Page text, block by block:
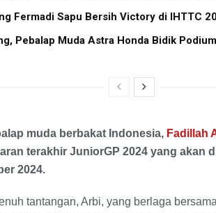
Fermadi Sapu Bersih Victory di IHTTC
Pebalap Muda Astra Honda Bidik
muda berbakat Indonesia, Fadillah
terakhir JuniorGP 2024 yang akan
2024.
tantangan, Arbi, yang berlaga